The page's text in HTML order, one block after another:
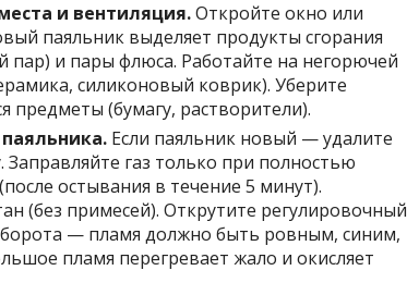
и вентиляция.Откройте окно или
паяльник выделяет продукты сгорания
пар) и пары флюса. Работайте на негорючей
силиконовый коврик). Уберите
предметы (бумагу, растворители).
Если паяльник новый — удалите
Заправляйте газ только при полностью
остывания в течение 5 минут).
(без примесей). Открутите регулировочный
— пламя должно быть ровным, синим,
пламя перегревает жало и окисляет